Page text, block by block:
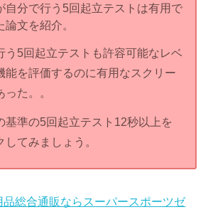
自分で行う5回起立テストは有用で
文を紹介。
う5回起立テストも許容可能なレベ
能を評価するのに有用なスクリー
た。。
基準の5回起立テスト12秒以上を
てみましょう。
品総合通販ならスーパースポーツゼ